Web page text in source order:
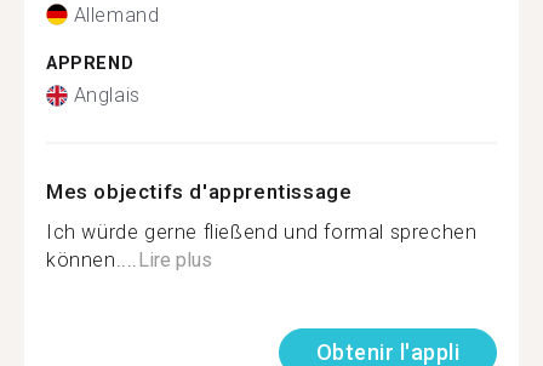
Allemand
APPREND
Anglais
Mes objectifs d'apprentissage
Ich würde gerne fließend und formal sprechen
können....Lire plus
Obtenir l'appli